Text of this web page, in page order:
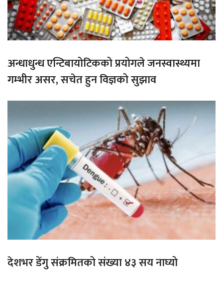
अन्धाधुन्ध एन्टिबायोटिकको प्रयोगले जनस्वास्थ्यमा
गम्भीर असर, सचेत हुन विज्ञको सुझाव
देशभर डेंगु संक्रमितको संख्या ४३ सय नाघ्यो